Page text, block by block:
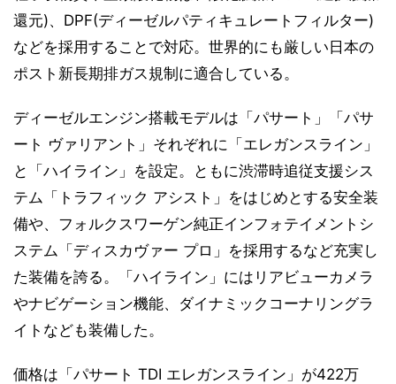
還元)、DPF(ディーゼルパティキュレートフィルター)
などを採用することで対応。世界的にも厳しい日本の
ポスト新長期排ガス規制に適合している。
ディーゼルエンジン搭載モデルは「パサート」「パサ
ート ヴァリアント」それぞれに「エレガンスライン」
と「ハイライン」を設定。ともに渋滞時追従支援シス
テム「トラフィック アシスト」をはじめとする安全装
備や、フォルクスワーゲン純正インフォテイメントシ
ステム「ディスカヴァー プロ」を採用するなど充実し
た装備を誇る。「ハイライン」にはリアビューカメラ
やナビゲーション機能、ダイナミックコーナリングラ
イトなども装備した。
価格は「パサート TDI エレガンスライン」が422万